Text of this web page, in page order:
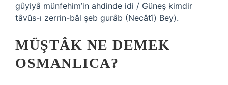
gûyiyâ münfehim’in ahdinde idi / Güneş kimdir
tâvûs-ı zerrin-bâl şeb gurâb (Necâtî) Bey).
MÜŞTÂK NE DEMEK
OSMANLICA?